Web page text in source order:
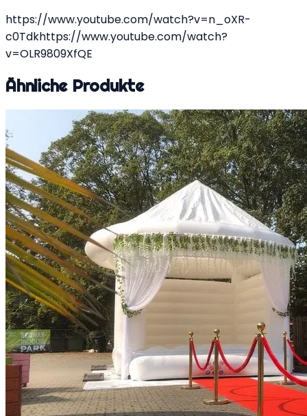
https://www.youtube.com/watch?v=n_oXR-
c0Tdkhttps://www.youtube.com/watch?
v=OLR9809XfQE
Ähnliche Produkte